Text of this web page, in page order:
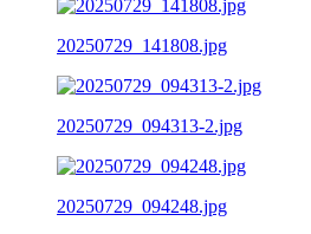
20250729_141808.jpg
20250729_094313-2.jpg
20250729_094248.jpg